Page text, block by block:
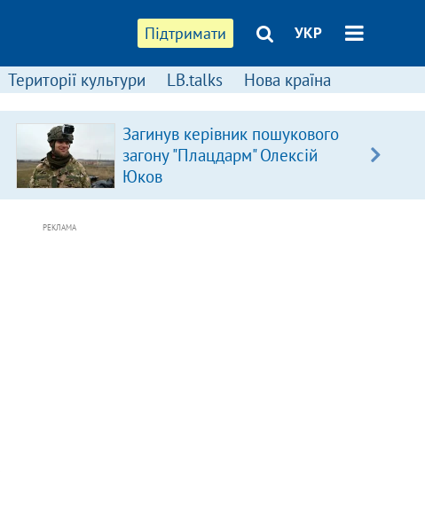
Підтримати УКР
Території культури LB.talks Нова країна
Загинув керівник пошукового
загону "Плацдарм" Олексій
Юков
РЕКЛАМА